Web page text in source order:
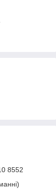
8552